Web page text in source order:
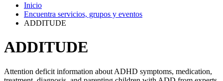
Inicio
Encuentra servicios, grupos y eventos
ADDITUDE
ADDITUDE
Attention deficit information about ADHD symptoms, medication,